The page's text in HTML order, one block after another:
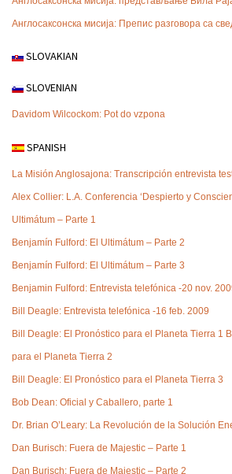
Англосаксонска мисија: Препис разговора са
SLOVAKIAN
SLOVENIAN
Davidom Wilcockom: Pot do vzpona
SPANISH
La Misión Anglosajona: Transcripción entrevista
Alex Collier: L.A. Conferencia ‘Despierto y
Ultimátum – Parte 1
Benjamín Fulford: El Ultimátum – Parte 2
Benjamín Fulford: El Ultimátum – Parte 3
Benjamin Fulford: Entrevista telefónica -20 nov.
Bill Deagle: Entrevista telefónica -16 feb. 2009
Bill Deagle: El Pronóstico para el Planeta Tierra 1
para el Planeta Tierra 2
Bill Deagle: El Pronóstico para el Planeta Tierra 3
Bob Dean: Oficial y Caballero, parte 1
Dr. Brian O’Leary: La Revolución de la Solución
Dan Burisch: Fuera de Majestic – Parte 1
Dan Burisch: Fuera de Majestic – Parte 2